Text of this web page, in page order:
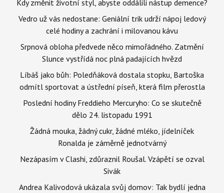
Kdy změnit životní styl, abyste oddálili nástup demence?
Vedro už vás nedostane: Geniální trik udrží nápoj ledový
celé hodiny a zachrání i milovanou kávu
Srpnová obloha předvede něco mimořádného. Zatmění
Slunce vystřídá noc plná padajících hvězd
Líbáš jako bůh: Poledňáková dostala stopku, Bartoška
odmítl sportovat a ústřední píseň, která film přerostla
Poslední hodiny Freddieho Mercuryho: Co se skutečně
dělo 24. listopadu 1991
Žádná mouka, žádný cukr, žádné mléko, jídelníček
Ronalda je záměrně jednotvárný
Nezápasím v Clashi, zdůraznil Roušal. Vzápětí se ozval
Sivák
Andrea Kalivodová ukázala svůj domov: Tak bydlí jedna